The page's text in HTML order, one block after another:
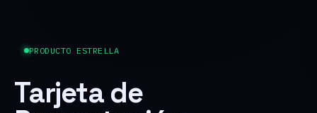
PRODUCTO ESTRELLA
Tarjeta de